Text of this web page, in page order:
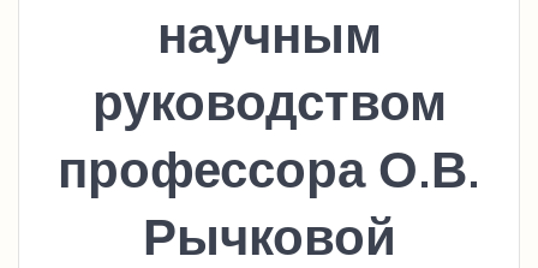
научным
руководством
профессора О.В.
Рычковой